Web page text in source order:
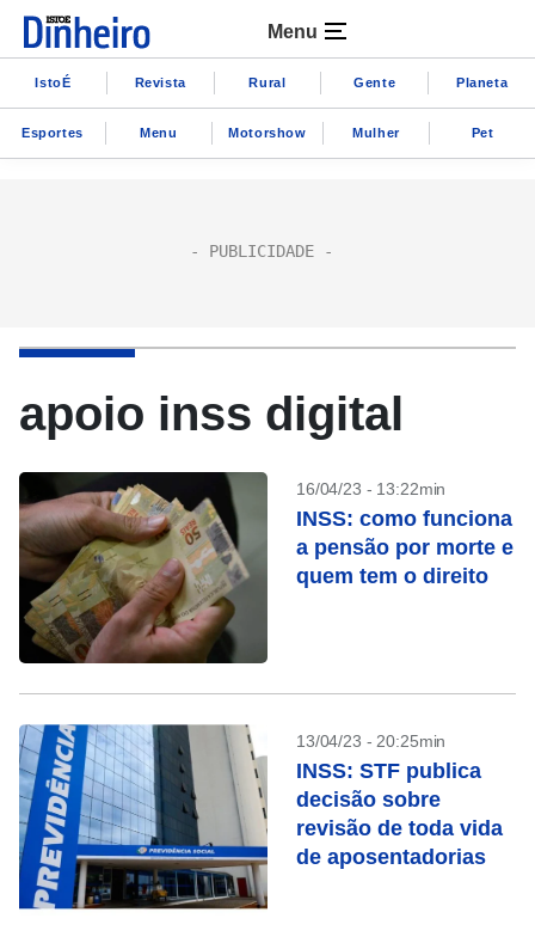
Menu
IstoÉ Revista Rural Gente Planeta
Esportes Menu Motorshow Mulher Pet
apoio inss digital
16/04/23 - 13:22min
INSS: como funciona
a pensão por morte e
quem tem o direito
13/04/23 - 20:25min
INSS: STF publica
decisão sobre
revisão de toda vida
de aposentadorias